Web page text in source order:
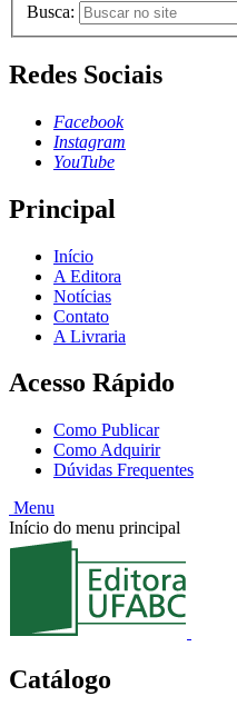
Busca:
Redes Sociais
Facebook
Instagram
YouTube
Principal
Início
A Editora
Notícias
Contato
A Livraria
Acesso Rápido
Como Publicar
Como Adquirir
Dúvidas Frequentes
Menu
Início do menu principal
Catálogo